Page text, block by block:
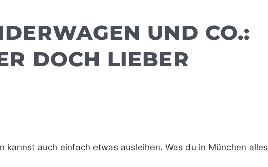
UND CO.:
DOCH LIEBER
kannst auch einfach etwas ausleihen. Was du in München alles